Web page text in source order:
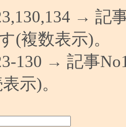
→ 記
(複数表示)。
130 → 記事
示)。